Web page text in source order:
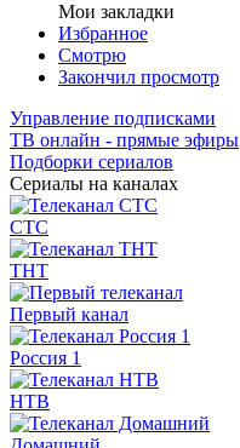
Мои закладки
Избранное
Смотрю
Закончил просмотр
Управление подписками
ТВ онлайн - прямые эфиры
Подборки сериалов
Сериалы на каналах
СТС
ТНТ
Первый канал
Россия 1
НТВ